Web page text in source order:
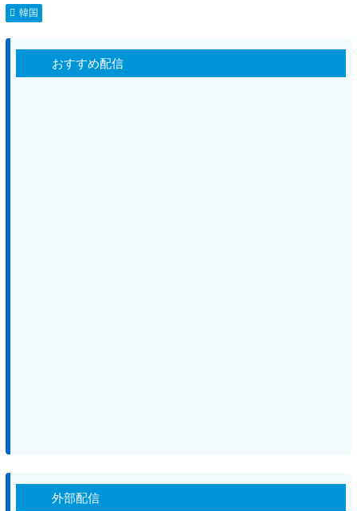
韓国
おすすめ配信
外部配信